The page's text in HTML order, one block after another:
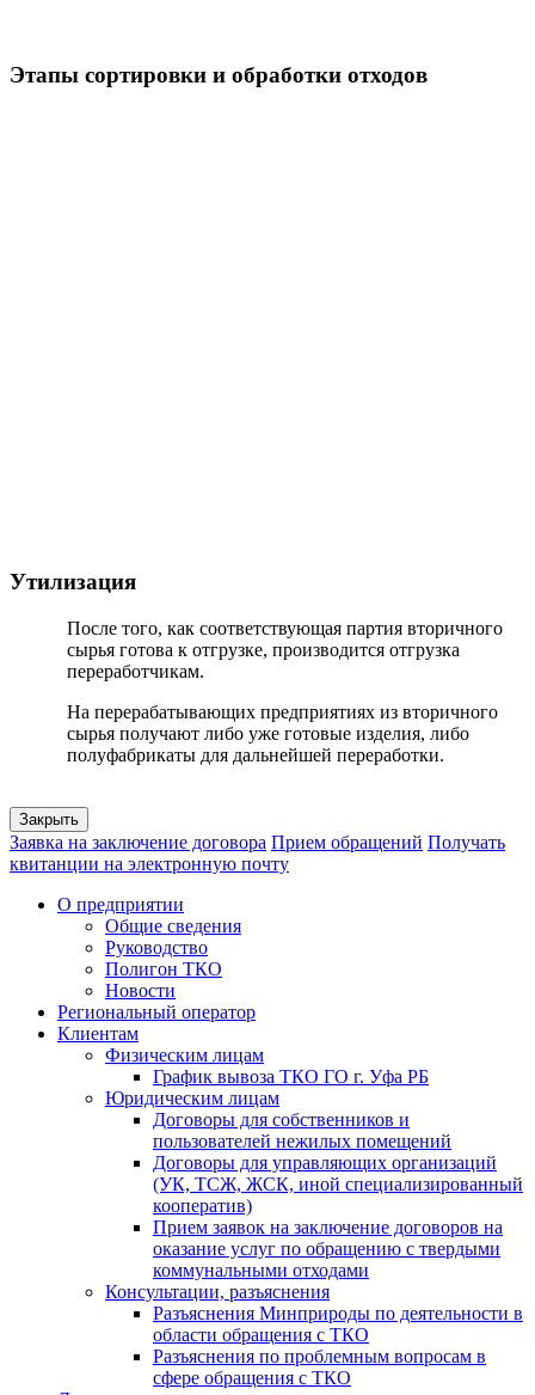
Этапы сортировки и обработки отходов
Утилизация
После того, как соответствующая партия вторичного
сырья готова к отгрузке, производится отгрузка
переработчикам.
На перерабатывающих предприятиях из вторичного
сырья получают либо уже готовые изделия, либо
полуфабрикаты для дальнейшей переработки.
Закрыть
Заявка на заключение договора Прием обращений Получать
квитанции на электронную почту
О предприятии
Общие сведения
Руководство
Полигон ТКО
Новости
Региональный оператор
Клиентам
Физическим лицам
График вывоза ТКО ГО г. Уфа РБ
Юридическим лицам
Договоры для собственников и
пользователей нежилых помещений
Договоры для управляющих организаций
(УК, ТСЖ, ЖСК, иной специализированный
кооператив)
Прием заявок на заключение договоров на
оказание услуг по обращению с твердыми
коммунальными отходами
Консультации, разъяснения
Разъяснения Минприроды по деятельности в
области обращения с ТКО
Разъяснения по проблемным вопросам в
сфере обращения с ТКО